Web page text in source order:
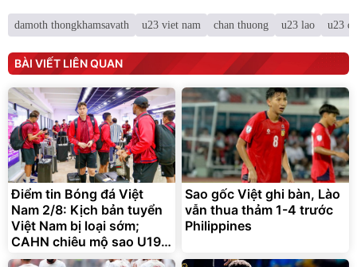
damoth thongkhamsavath u23 viet nam chan thuong u23 lao u23
BÀI VIẾT LIÊN QUAN
Điểm tin Bóng đá Việt
Nam 2/8: Kịch bản tuyển
Việt Nam bị loại sớm;
CAHN chiêu mộ sao U19
Bỉ
Sao gốc Việt ghi bàn, Lào
vẫn thua thảm 1-4 trước
Philippines